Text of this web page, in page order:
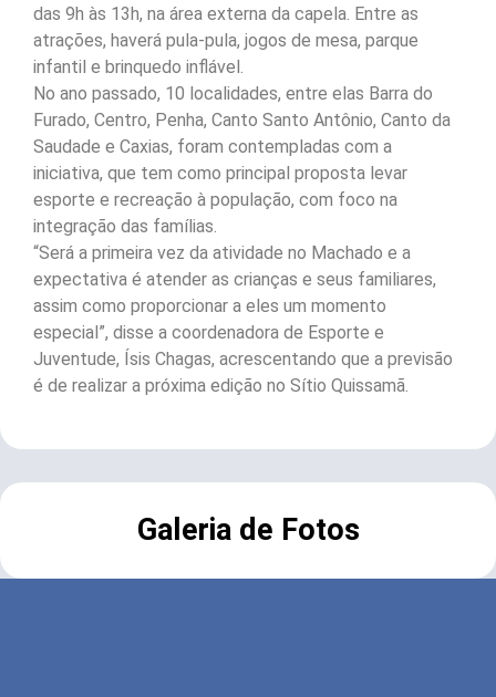
das 9h às 13h, na área externa da capela. Entre as
atrações, haverá pula-pula, jogos de mesa, parque
infantil e brinquedo inflável.
No ano passado, 10 localidades, entre elas Barra do
Furado, Centro, Penha, Canto Santo Antônio, Canto da
Saudade e Caxias, foram contempladas com a
iniciativa, que tem como principal proposta levar
esporte e recreação à população, com foco na
integração das famílias.
“Será a primeira vez da atividade no Machado e a
expectativa é atender as crianças e seus familiares,
assim como proporcionar a eles um momento
especial”, disse a coordenadora de Esporte e
Juventude, Ísis Chagas, acrescentando que a previsão
é de realizar a próxima edição no Sítio Quissamã.
Galeria de Fotos